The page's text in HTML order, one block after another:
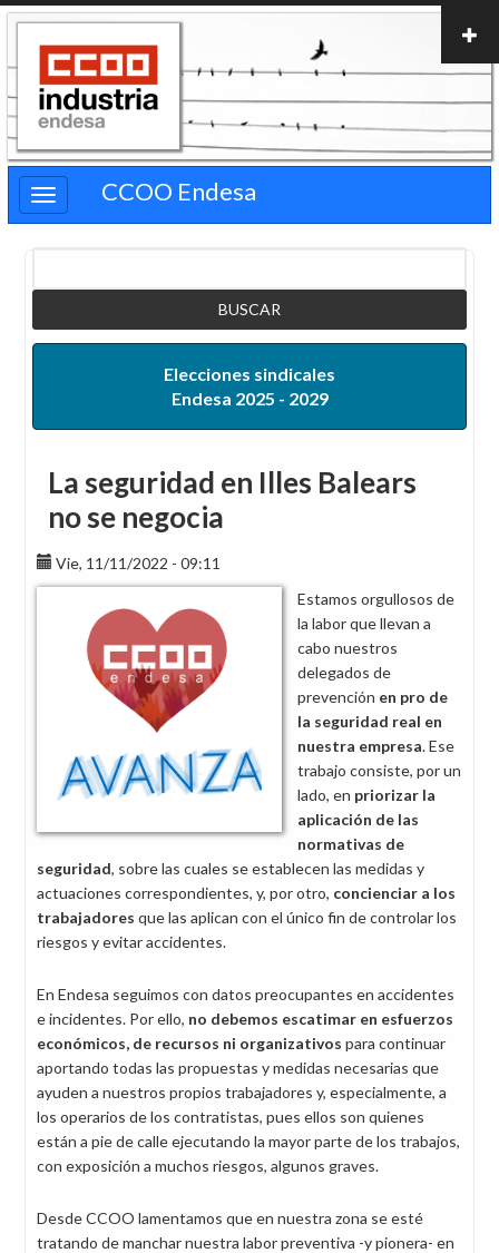
Pasar
contenido
principal
CCOO Endesa
Elecciones sindicales
Endesa 2025 - 2029
La seguridad en Illes Balears
no se negocia
Vie, 11/11/2022 - 09:11
Estamos orgullosos de
la labor que llevan a
cabo nuestros
delegados de
prevención en pro de
la seguridad real en
nuestra empresa. Ese
trabajo consiste, por un
lado, en priorizar la
aplicación de las
normativas de
seguridad, sobre las cuales se establecen las medidas y
actuaciones correspondientes, y, por otro, concienciar a los
trabajadores que las aplican con el único fin de controlar los
riesgos y evitar accidentes.
En Endesa seguimos con datos preocupantes en accidentes
e incidentes. Por ello, no debemos escatimar en esfuerzos
económicos, de recursos ni organizativos para continuar
aportando todas las propuestas y medidas necesarias que
ayuden a nuestros propios trabajadores y, especialmente, a
los operarios de los contratistas, pues ellos son quienes
están a pie de calle ejecutando la mayor parte de los trabajos,
con exposición a muchos riesgos, algunos graves.
Desde CCOO lamentamos que en nuestra zona se esté
tratando de manchar nuestra labor preventiva -y pionera- en